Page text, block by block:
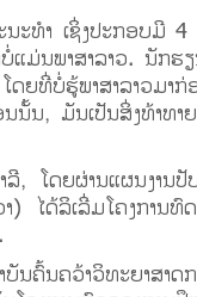
ະທໍາ ເຊິ່ງປະກອບມີ
ມ່ນພາສາລາວ. ນັກຮ
ບໍ່ຮູ້ພາສາລາວມາກ່ອ
ນ, ມັນເປັນສິ່ງທ້າທາ
ໂດຍຜ່ານແຜນງານ
ດ້ລິເລີ່ມໂຄງການທົດ
ນຄວ້າວິທະຍາສາດ